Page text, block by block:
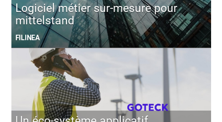
Logiciel métier sur-mesure pour
mittelstand
FILINEA